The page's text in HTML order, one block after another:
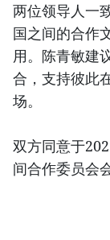
两位领导人一
国之间的合作
用。陈青敏建
合，支持彼此
场。
双方同意于
间合作委员会